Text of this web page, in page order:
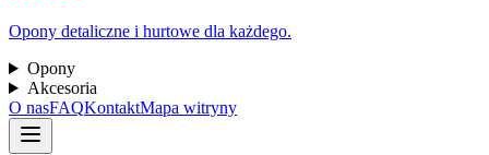
Opony detaliczne i hurtowe dla każdego.
Opony
Akcesoria
O nasFAQKontaktMapa witryny